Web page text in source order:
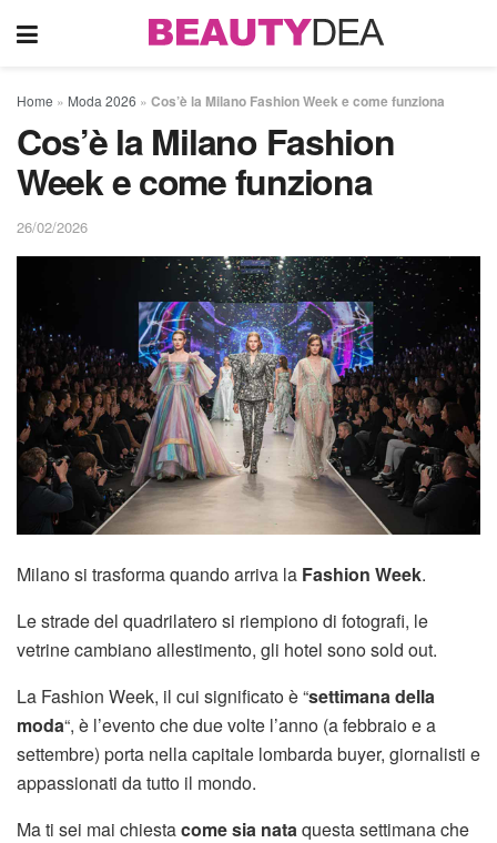
Home » Moda 2026 » Cos’è la Milano Fashion Week e come funziona
Cos’è la Milano Fashion
Week e come funziona
26/02/2026
Milano si trasforma quando arriva la Fashion Week.
Le strade del quadrilatero si riempiono di fotografi, le
vetrine cambiano allestimento, gli hotel sono sold out.
La Fashion Week, il cui significato è “settimana della
moda“, è l’evento che due volte l’anno (a febbraio e a
settembre) porta nella capitale lombarda buyer, giornalisti e
appassionati da tutto il mondo.
Ma ti sei mai chiestacome sia nata questa settimana che